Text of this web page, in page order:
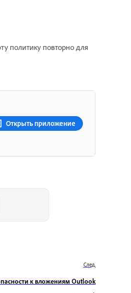
политику повторно для
Открыть приложение
След.
к вложениям Outlook